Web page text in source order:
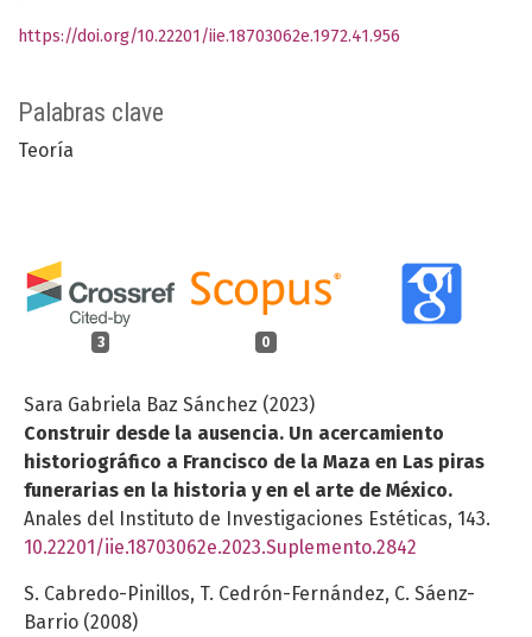
Palabras clave
Teoría
3 0
Sara Gabriela Baz Sánchez (2023)
Construir desde la ausencia. Un acercamiento
historiográfico a Francisco de la Maza en Las piras
funerarias en la historia y en el arte de México.
Anales del Instituto de Investigaciones Estéticas, 143.
10.22201/iie.18703062e.2023.Suplemento.2842
S. Cabredo-Pinillos, T. Cedrón-Fernández, C. Sáenz-
Barrio (2008)
https://doi.org/10.22201/iie.18703062e.1972.41.956